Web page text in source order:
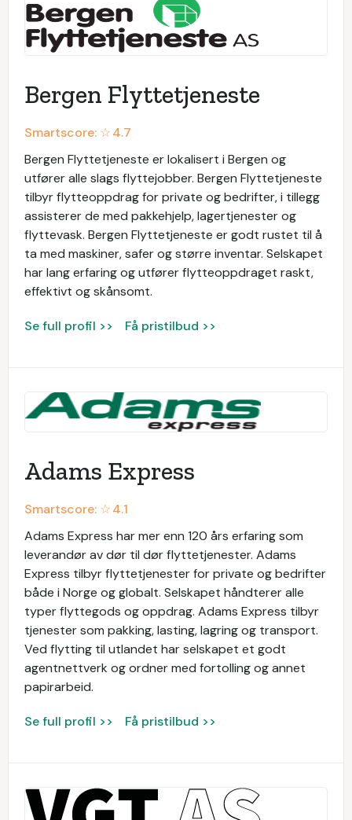
Bergen Flyttetjeneste
Smartscore: ☆4.7
Bergen Flyttetjeneste er lokalisert i Bergen og
utfører alle slags flyttejobber. Bergen Flyttetjeneste
tilbyr flytteoppdrag for private og bedrifter, i tillegg
assisterer de med pakkehjelp, lagertjenester og
flyttevask. Bergen Flyttetjeneste er godt rustet til å
ta med maskiner, safer og større inventar. Selskapet
har lang erfaring og utfører flytteoppdraget raskt,
effektivt og skånsomt.
Se full profil >> Få pristilbud >>
Adams Express
Smartscore: ☆4.1
Adams Express har mer enn 120 års erfaring som
leverandør av dør til dør flyttetjenester. Adams
Express tilbyr flyttetjenester for private og bedrifter
både i Norge og globalt. Selskapet håndterer alle
typer flyttegods og oppdrag. Adams Express tilbyr
tjenester som pakking, lasting, lagring og transport.
Ved flytting til utlandet har selskapet et godt
agentnettverk og ordner med fortolling og annet
papirarbeid.
Se full profil >> Få pristilbud >>